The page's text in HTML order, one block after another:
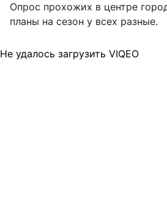
Опрос прохожих в центре
планы на сезон у всех разные.
Не удалось загрузить VIQEO